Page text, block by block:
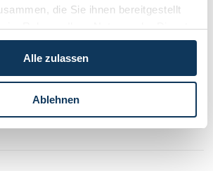
die Sie ihnen bereitgestellt
im Rahmen Ihrer Nutzung der Dienste
Alle zulassen
Ablehnen